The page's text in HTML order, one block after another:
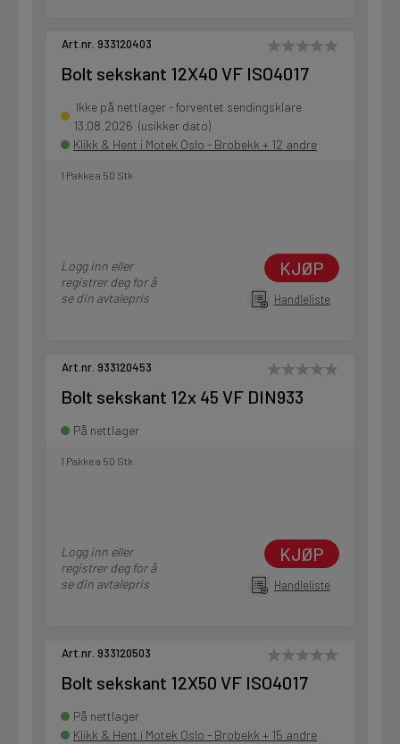
Art.nr. 933120403
Bolt sekskant 12X40 VF ISO4017
Ikke på nettlager - forventet sendingsklare
13.08.2026 (usikker dato)
Klikk & Hent i Motek Oslo - Brobekk + 12 andre
1 Pakke a 50 Stk
Logg inn eller
registrer deg for å
se din avtalepris
KJØP
Handleliste
Art.nr. 933120453
Bolt sekskant 12x 45 VF DIN933
På nettlager
1 Pakke a 50 Stk
Logg inn eller
registrer deg for å
se din avtalepris
KJØP
Handleliste
Art.nr. 933120503
Bolt sekskant 12X50 VF ISO4017
På nettlager
Klikk & Hent i Motek Oslo - Brobekk + 15 andre